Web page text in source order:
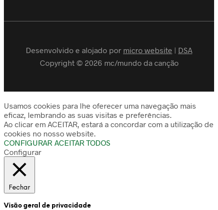
Desenvolvido e alojado por micro website | DSA
Copyright © 2026 mc/mundo da canção
Usamos cookies para lhe oferecer uma navegação mais
eficaz, lembrando as suas visitas e preferências.
Ao clicar em ACEITAR, estará a concordar com a utilização de
cookies no nosso website.
CONFIGURAR ACEITAR TODOS
Configurar
Fechar
Visão geral de privacidade